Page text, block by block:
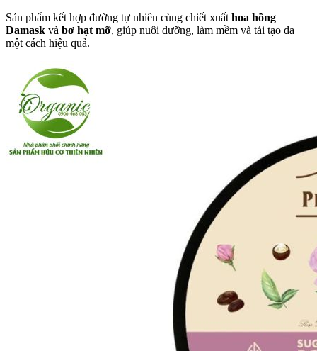
Sản phẩm kết hợp đường tự nhiên cùng chiết xuất hoa hồng
Damask và bơ hạt mỡ, giúp nuôi dưỡng, làm mềm và tái tạo da
một cách hiệu quả.